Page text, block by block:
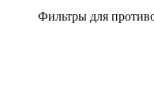
Фильтры для